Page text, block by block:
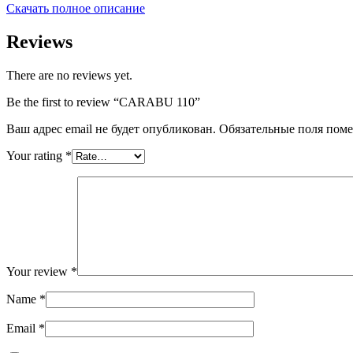
Скачать полное описание
Reviews
There are no reviews yet.
Be the first to review “CARABU 110”
Ваш адрес email не будет опубликован. Обязательные поля
Your rating *
Your review *
Name *
Email *